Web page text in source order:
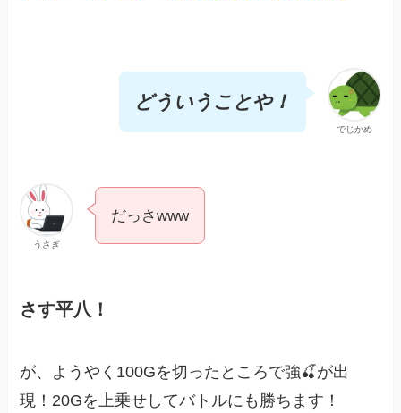
でじかめ
どういうことや！
うさぎ
だっさwww
さす平八！
が、ようやく100Gを切ったところで強🍒が出
現！20Gを上乗せしてバトルにも勝ちます！